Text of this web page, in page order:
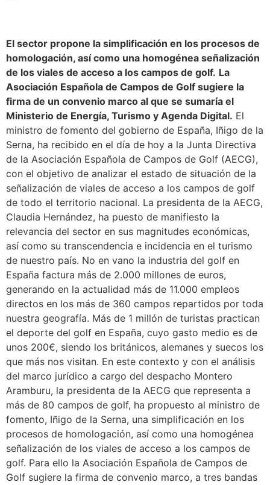
El sector propone la simplificación en los procesos de
homologación, así como una homogénea señalización
de los viales de acceso a los campos de golf. La
Asociación Española de Campos de Golf sugiere la
firma de un convenio marco al que se sumaría el
Ministerio de Energía, Turismo y Agenda Digital. El
ministro de fomento del gobierno de España, Iñigo de la
Serna, ha recibido en el día de hoy a la Junta Directiva
de la Asociación Española de Campos de Golf (AECG),
con el objetivo de analizar el estado de situación de la
señalización de viales de acceso a los campos de golf
de todo el territorio nacional. La presidenta de la AECG,
Claudia Hernández, ha puesto de manifiesto la
relevancia del sector en sus magnitudes económicas,
así como su transcendencia e incidencia en el turismo
de nuestro país. No en vano la industria del golf en
España factura más de 2.000 millones de euros,
generando en la actualidad más de 11.000 empleos
directos en los más de 360 campos repartidos por toda
nuestra geografía. Más de 1 millón de turistas practican
el deporte del golf en España, cuyo gasto medio es de
unos 200€, siendo los británicos, alemanes y suecos los
que más nos visitan. En este contexto y con el análisis
del marco jurídico a cargo del despacho Montero
Aramburu, la presidenta de la AECG que representa a
más de 80 campos de golf, ha propuesto al ministro de
fomento, Iñigo de la Serna, una simplificación en los
procesos de homologación, así como una homogénea
señalización de los viales de acceso a los campos de
golf. Para ello la Asociación Española de Campos de
Golf sugiere la firma de convenio marco, a tres bandas